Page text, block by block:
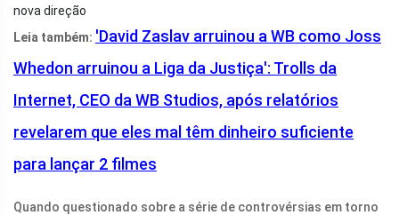
nova direção
Leia também: 'David Zaslav arruinou a WB como Joss
Whedon arruinou a Liga da Justiça': Trolls da
Internet, CEO da WB Studios, após relatórios
revelarem que eles mal têm dinheiro suficiente
para lançar 2 filmes
Quando questionado sobre a série de controvérsias em torno